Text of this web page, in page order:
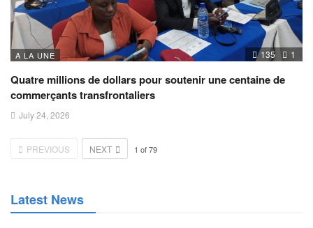
A LA UNE 135 1
Quatre millions de dollars pour soutenir une centaine de
commerçants transfrontaliers
July 24, 2026
PREVIOUS NEXT 1 of79
Latest News